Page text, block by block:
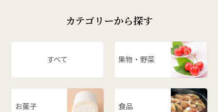
カテゴリーから探す
すべて 果物・野菜
お菓子 食品